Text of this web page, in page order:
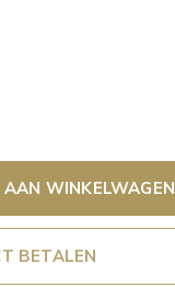
AAN WINKELWAGEN
BETALEN